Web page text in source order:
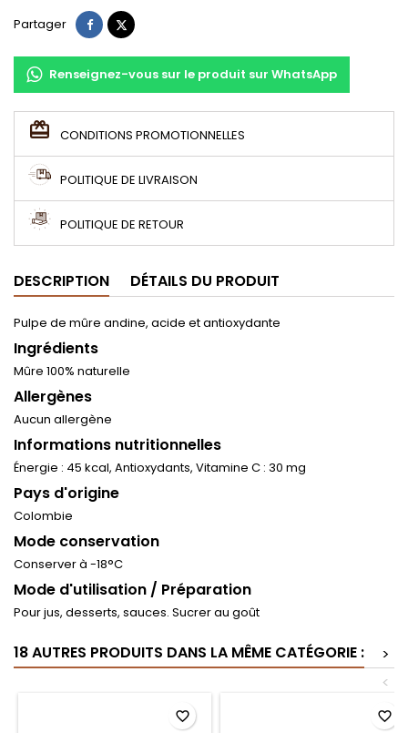
Partager PartagerTweet
Renseignez-vous sur le produit sur WhatsApp
CONDITIONS PROMOTIONNELLES
POLITIQUE DE LIVRAISON
POLITIQUE DE RETOUR
DESCRIPTION DÉTAILS DU PRODUIT
Pulpe de mûre andine, acide et antioxydante
Ingrédients
Mûre 100% naturelle
Allergènes
Aucun allergène
Informations nutritionnelles
Énergie : 45 kcal, Antioxydants, Vitamine C : 30 mg
Pays d'origine
Colombie
Mode conservation
Conserver à -18°C
Mode d'utilisation / Préparation
Pour jus, desserts, sauces. Sucrer au goût
18 AUTRES PRODUITS DANS LA MÊME CATÉGORIE :
>
<
favorite_border favorite_border